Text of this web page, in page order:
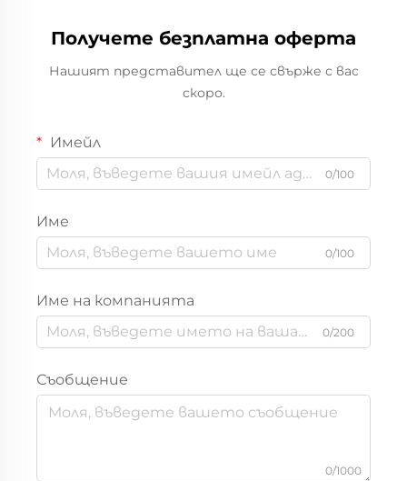
Получете безплатна оферта
Нашият представител ще се свърже с вас
скоро.
Имейл
0/100
Име
0/100
Име на компанията
0/200
Съобщение
0/1000